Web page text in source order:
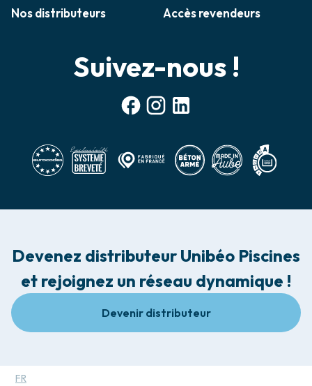
Nos distributeurs
Accès revendeurs
Suivez-nous !
Devenez distributeur Unibéo Piscines
et rejoignez un réseau dynamique !
Devenir distributeur
FR